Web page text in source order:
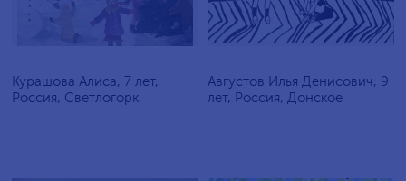
Курашова Алиса, 7 лет,
Россия, Светлогорк
Августов Илья Денисович, 9
лет, Россия, Донское